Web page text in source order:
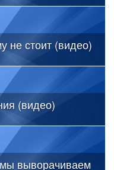
не стоит (видео)
(видео)
выворачиваем